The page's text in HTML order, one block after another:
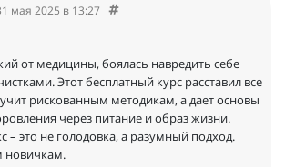
мая 2025 в 13:27
от медицины, боялась навредить себе
Этот бесплатный курс расставил все
рискованным методикам, а дает основы
через питание и образ жизни.
– это не голодовка, а разумный подход.
новичкам.